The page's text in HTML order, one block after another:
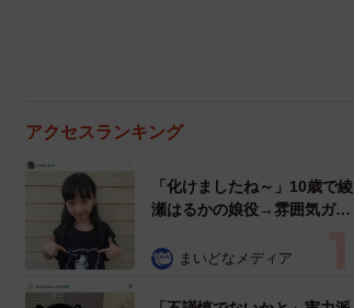
アクセスランキング
「化けましたね～」10歳で綾
瀬はるかの娘役→雰囲気ガラ
雰囲気が」「宝塚に入れそ
まいどなメディア